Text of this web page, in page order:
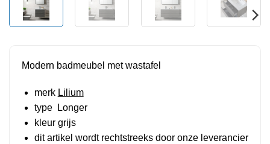
Modern badmeubel met wastafel
merk Lilium
type Longer
kleur grijs
dit artikel wordt rechtstreeks door onze leverancier